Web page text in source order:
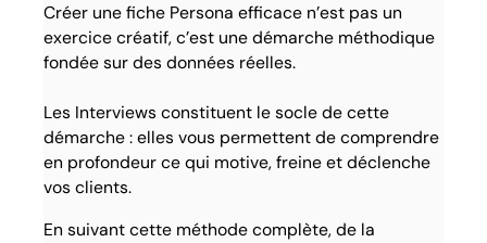
Créer une fiche Persona efficace n’est pas un
exercice créatif, c’est une démarche méthodique
fondée sur des données réelles.
Les Interviews constituent le socle de cette
démarche : elles vous permettent de comprendre
en profondeur ce qui motive, freine et déclenche
vos clients.
En suivant cette méthode complète, de la